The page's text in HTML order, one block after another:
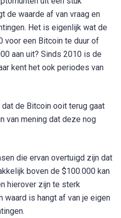
de waarde af van vraag en
Het is eigenlijk wat de
voor een Bitcoin te duur of
aan uit? Sinds 2010 is de
kent het ook periodes van
de Bitcoin ooit terug gaat
van mening dat deze nog
die ervan overtuigd zijn dat
boven de $100.000 kan
hierover zijn te sterk
is hangt af van je eigen